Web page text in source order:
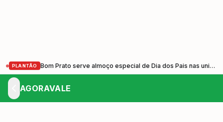
PLANTÃO Bom Prato serve almoço especial de Dia dos Pais nas unidades do Vale do Paraíba nesta sexta-feira (7)
AGORAVALE